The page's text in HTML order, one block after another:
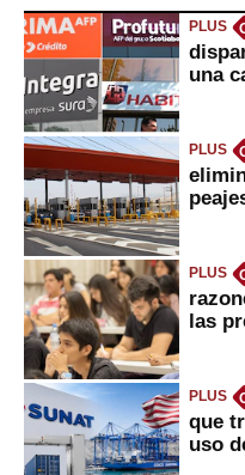
PLUS
una
PLUS
PLUS
las
PLUS
que
uso